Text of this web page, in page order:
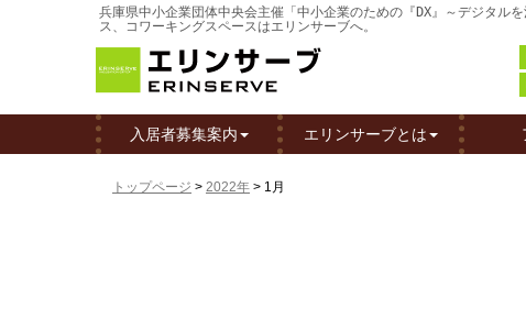
兵庫県中小企業団体中央会主催「中小企業のための『DX』～デジタ
ス、コワーキングスペースはエリンサーブへ。
入居者募集案内 エリンサーブとは
トップページ > 2022年 > 1月